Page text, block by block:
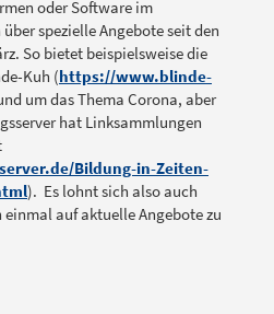
oder Software im
spezielle Angebote seit den
So bietet beispielsweise die
Kuh (https://www.blinde-
um das Thema Corona, aber
hat Linksammlungen
Bildung-in-Zeiten-
). Es lohnt sich also auch
auf aktuelle Angebote zu